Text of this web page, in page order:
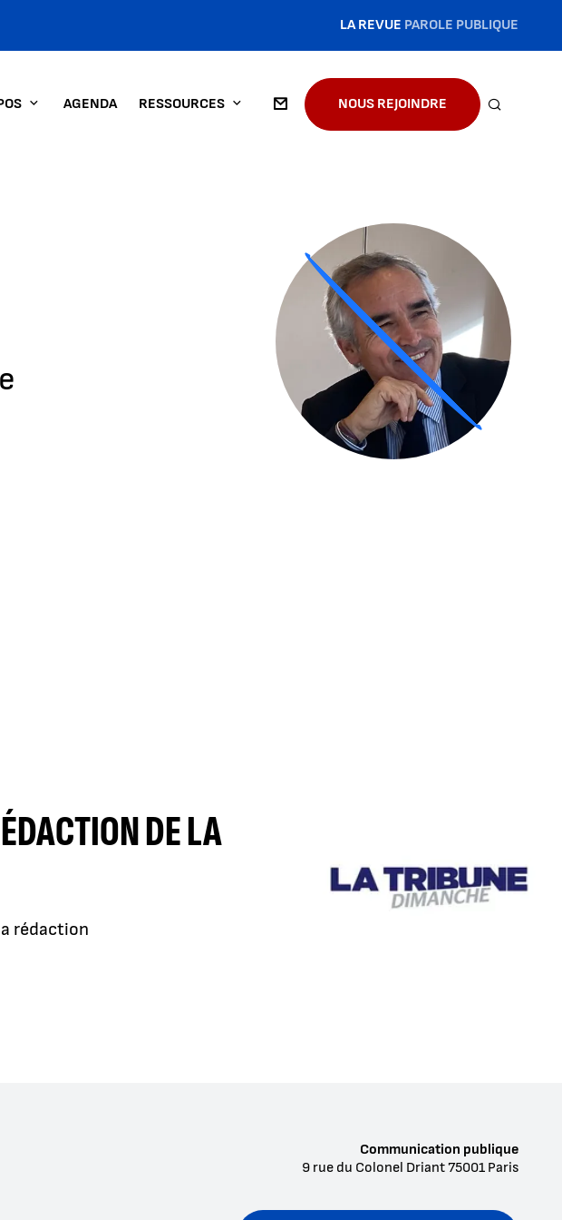
LA REVUE PAROLE PUBLIQUE
AGENDA RESSOURCES NOUS REJOINDRE
Agrandir
DE LA
rédaction
Communication publique
9 rue du Colonel Driant75001 Paris